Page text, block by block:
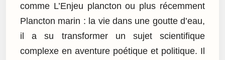
comme L’Enjeu plancton ou plus récemment
Plancton marin : la vie dans une goutte d’eau,
il a su transformer un sujet scientifique
complexe en aventure poétique et politique. Il